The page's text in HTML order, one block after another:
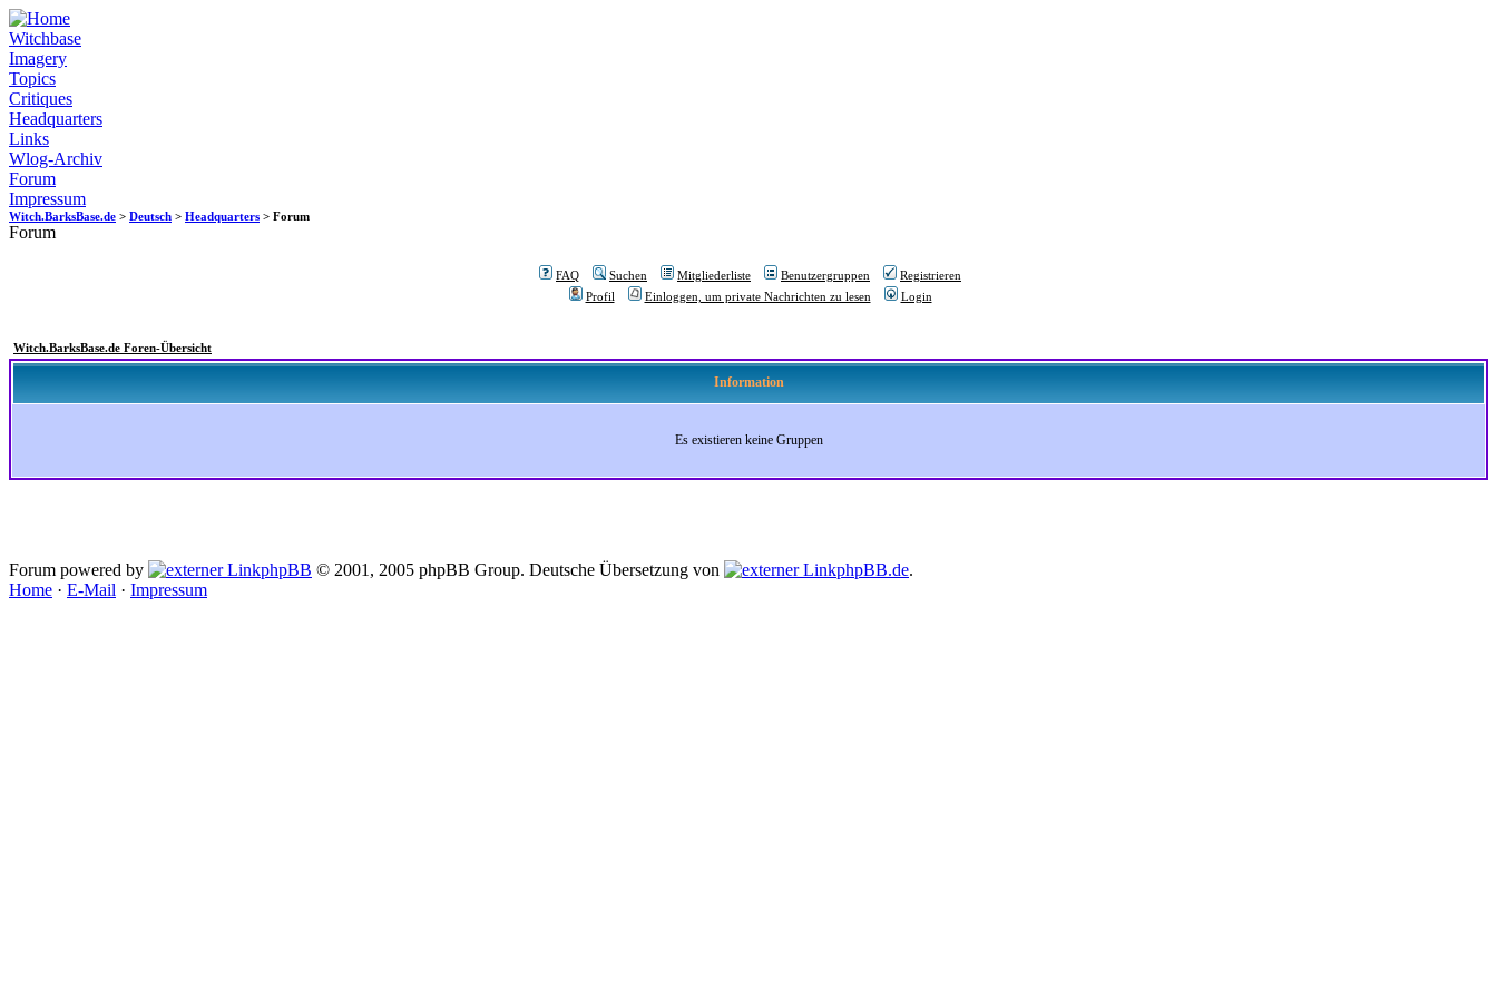
Witchbase
Imagery
Topics
Critiques
Headquarters
Links
Wlog-Archiv
Forum
Impressum
Witch.BarksBase.de > Deutsch > Headquarters > Forum
Forum
FAQ Suchen Mitgliederliste Benutzergruppen
Registrieren
Profil
Einloggen, um private Nachrichten zu lesen Login
Witch.BarksBase.de Foren-Übersicht
Information
Es existieren keine Gruppen
Forum powered by phpBB © 2001, 2005 phpBB Group. Deutsche Übersetzung von phpBB.de.
Home · E-Mail · Impressum